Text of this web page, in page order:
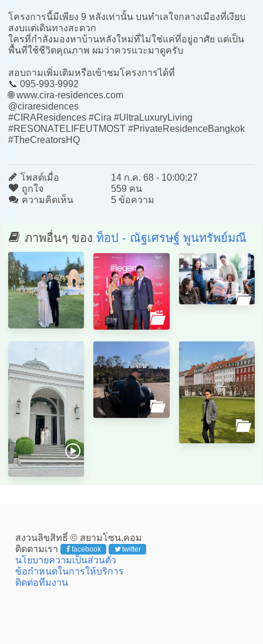
โครงการนี้มีเพียง 9 หลังเท่านั้น บนทำเลใจกลางเมืองที่เงียบ
สงบแต่เดินทางสะดวก
ใครที่กำลังมองหาบ้านหลังใหม่ที่ไม่ใช่แค่ที่อยู่อาศัย แต่เป็น
พื้นที่ใช้ชีวิตคุณภาพ ผมว่าควรแวะมาดูครับ
สอบถามเพิ่มเติมหรือเข้าชมโครงการได้ที่
📞 095-993-9992
🌐 www.cira-residences.com
@ciraresidences
#CIRAResidences #Cira #UltraLuxuryLiving
#RESONATELIFEUTMOST #PrivateResidenceBangkok
#TheCreatorsHQ
โพสต์เมื่อ
14 ก.ค. 68 - 10:00:27
ถูกใจ
559 คน
ความคิดเห็น
5 ข้อความ
ภาพอื่นๆ ของ ท็อป - ณัฐเศรษฐ์ พูนทรัพย์มณี
สงวนลิขสิทธิ์ © สยามโซน.คอม
ติดตามเรา
facebook twitter
นโยบายความเป็นส่วนตัว
ข้อกำหนดในการให้บริการ
ติดต่อทีมงาน